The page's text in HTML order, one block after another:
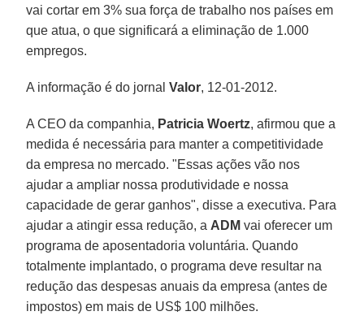
vai cortar em 3% sua força de trabalho nos países em
que atua, o que significará a eliminação de 1.000
empregos.
A informação é do jornalValor, 12-01-2012.
A CEO da companhia, Patricia Woertz, afirmou que a
medida é necessária para manter a competitividade
da empresa no mercado. "Essas ações vão nos
ajudar a ampliar nossa produtividade e nossa
capacidade de gerar ganhos", disse a executiva. Para
ajudar a atingir essa redução, a ADMvai oferecer um
programa de aposentadoria voluntária. Quando
totalmente implantado, o programa deve resultar na
redução das despesas anuais da empresa (antes de
impostos) em mais de US$ 100 milhões.